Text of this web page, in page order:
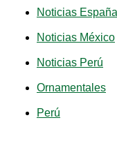
Noticias España
Noticias México
Noticias Perú
Ornamentales
Perú